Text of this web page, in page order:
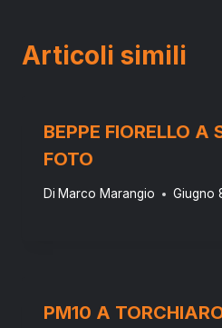
Articoli simili
BEPPE FIORELLO A
FOTO
Di Marco Marangio Giugno
PM10 A